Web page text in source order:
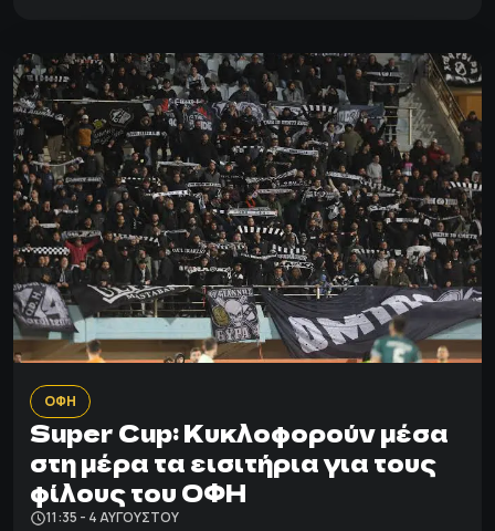
ΟΦΗ
Super Cup: Κυκλοφορούν μέσα
στη μέρα τα εισιτήρια για τους
φίλους του ΟΦΗ
11:35 - 4 ΑΥΓΟΎΣΤΟΥ